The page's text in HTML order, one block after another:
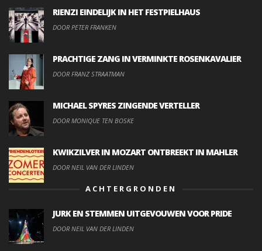
RIENZI EINDELIJK IN HET FESTPIELHAUS
DOOR PETER FRANKEN
PRACHTIGE ZANG IN VERMINKTE ROSENKAVALIER
DOOR FRANZ STRAATMAN
MICHAEL SPYRES ZINGENDE VERTELLER
DOOR MONIQUE TEN BOSKE
KWIKZILVER IN MOZART ONTBREEKT IN MAHLER
DOOR NEIL VAN DER LINDEN
ACHTERGRONDEN
JURK EN STEMMEN UITGEVOUWEN VOOR PRIDE
DOOR NEIL VAN DER LINDEN